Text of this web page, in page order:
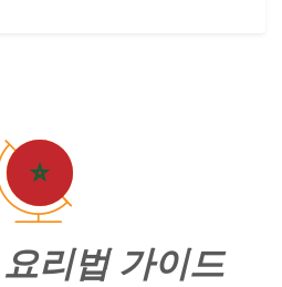
리법 가이드